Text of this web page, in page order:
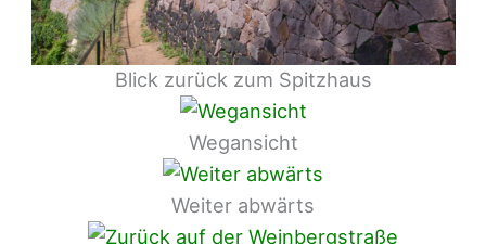
Blick zurück zum Spitzhaus
Wegansicht
Weiter abwärts